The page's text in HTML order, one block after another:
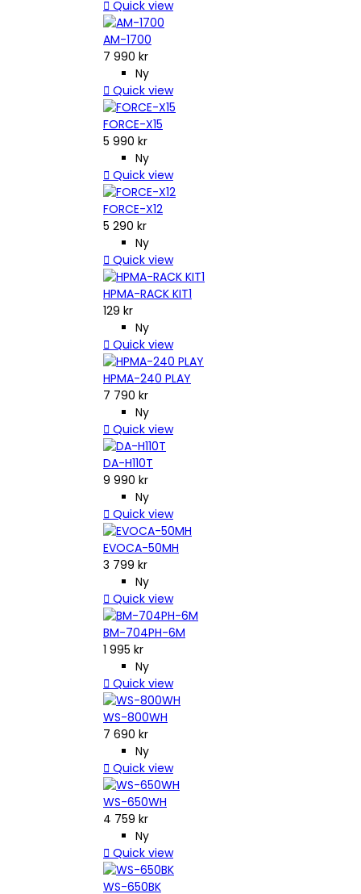
 Quick view
AM-1700
7 990 kr
Ny
 Quick view
FORCE-X15
5 990 kr
Ny
 Quick view
FORCE-X12
5 290 kr
Ny
 Quick view
HPMA-RACK KIT1
129 kr
Ny
 Quick view
HPMA-240 PLAY
7 790 kr
Ny
 Quick view
DA-H110T
9 990 kr
Ny
 Quick view
EVOCA-50MH
3 799 kr
Ny
 Quick view
BM-704PH-6M
1 995 kr
Ny
 Quick view
WS-800WH
7 690 kr
Ny
 Quick view
WS-650WH
4 759 kr
Ny
 Quick view
WS-650BK